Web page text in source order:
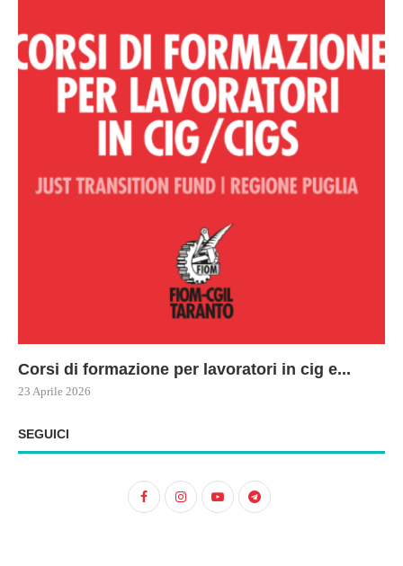
Corsi di formazione per lavoratori in cig e...
23 Aprile 2026
SEGUICI